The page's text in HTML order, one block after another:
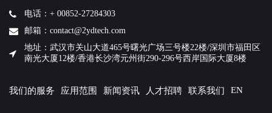
电话：+ 00852-27284303
邮箱：contact@2ydtech.com
地址：武汉市关山大道465号曙光广场三号楼22楼/深圳市福田区
南光大厦12楼/香港长沙湾元州街290-296号西岸国际大厦8楼
我们的服务 应用范围 新闻资讯 人才招聘 联系我们 EN